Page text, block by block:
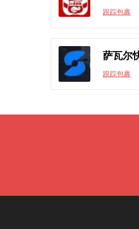
跟踪包裹
萨瓦尔
跟踪包裹